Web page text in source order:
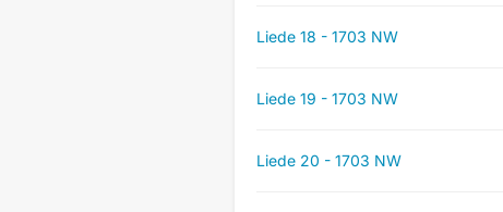
Liede 18 - 1703 NW
Liede 19 - 1703 NW
Liede 20 - 1703 NW